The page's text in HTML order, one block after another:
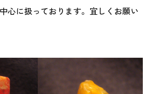
心に扱っております。 宜しくお願い